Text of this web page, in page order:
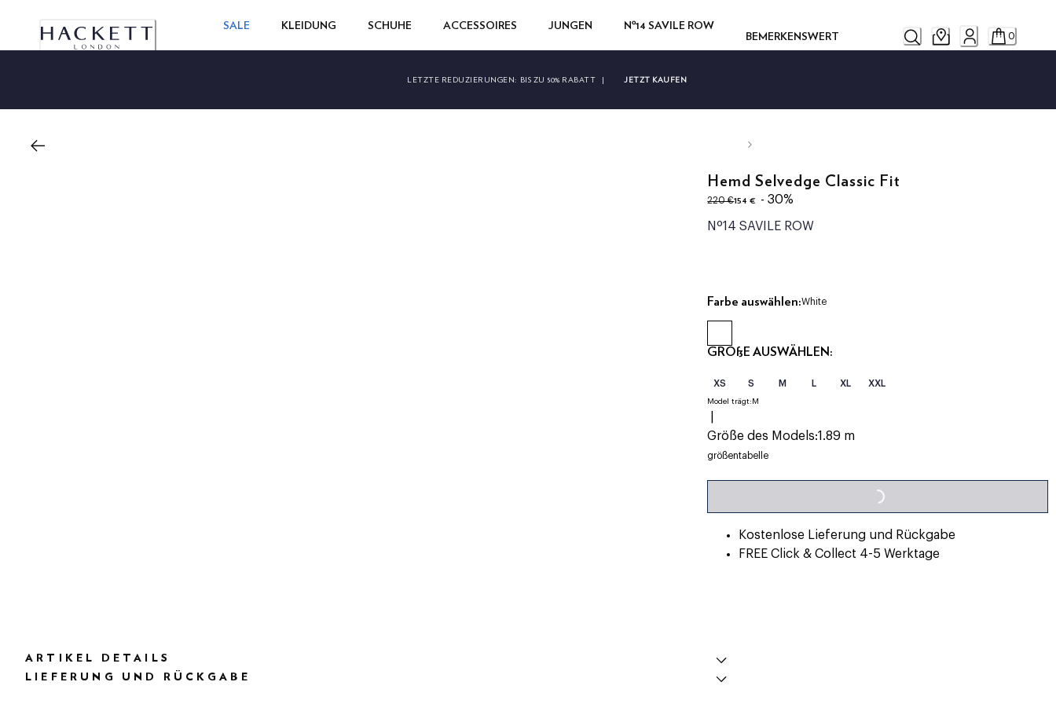
SALE KLEIDUNG SCHUHE ACCESSOIRES JUNGEN
Nº14 SAVILE ROW
BEMERKENSWERT
0
LETZTE REDUZIERUNGEN: BIS ZU 50% RABATT | JETZT KAUFEN
Hemd Selvedge Classic Fit
220 €
ursprünglicher Preis 220 €
154 €
aktueller Preis 154 €
- 30%
Nº14 SAVILE ROW
Farbe auswählen:White
GRÖßE AUSWÄHLEN:
XS S M L XL XXL
Model trägt: M
Größe des Models:1.89 m
größentabelle LOADING...
Kostenlose Lieferung und Rückgabe
FREE Click & Collect 4-5 Werktage
ARTIKEL DETAILS
LIEFERUNG UND RÜCKGABE